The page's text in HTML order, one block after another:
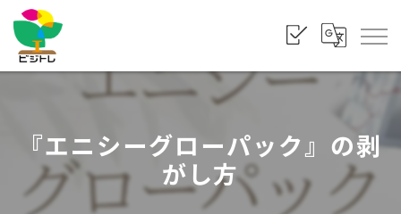
『エニシーグローパック』の剥
がし方